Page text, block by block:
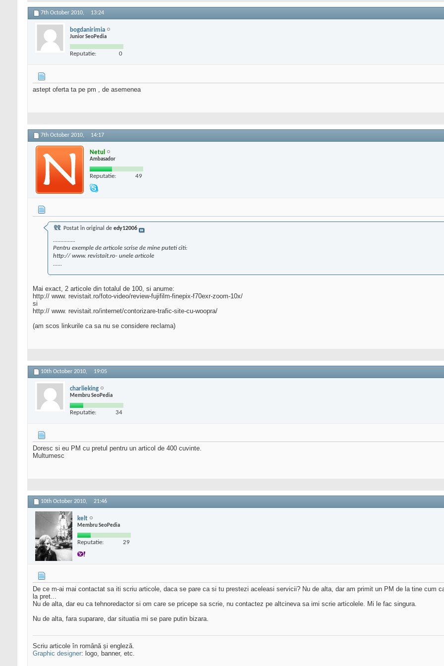
7th October 2010, 13:24
bogdanirimia
Junior SeoPedia
Reputatie: 0
astept oferta ta pe pm , de asemenea
7th October 2010, 14:17
Netul
Ambasador
Reputatie: 49
Postat în original de edy12006
...............
Pentru exemple de articole scrise de mine puteti citi:
http:// www. revistait.ro- unele articole
......
Mai exact, 2 articole din totalul de 100, si anume:
http:// www. revistait.ro/foto-video/review-fujifilm-finepix-f70exr-zoom-10x/
si
http:// www. revistait.ro/internet/contorizare-trafic-site-cu-woopra/
(am scos linkurile ca sa nu se considere reclama)
10th October 2010, 19:05
charlieking
Membru SeoPedia
Reputatie: 34
Doresc si eu PM cu pretul pentru un articol de 400 cuvinte.
Multumesc
10th October 2010, 21:46
kelt
Membru SeoPedia
Reputatie: 29
De ce m-ai mai contactat sa iti scriu articole, daca se pare ca si tu prestezi aceleasi servicii? Nu de alta, dar am primit un PM de la tine cum
la pret...
Nu de alta, dar eu ca tehnoredactor si om care se pricepe sa scrie, nu contactez pe altcineva sa imi scrie articolele. Mi le fac singura.
Nu de alta, fara suparare, dar situatia mi se pare putin bizara.
Scriu articole în română și engleză.
Graphic designer: logo, banner, etc.